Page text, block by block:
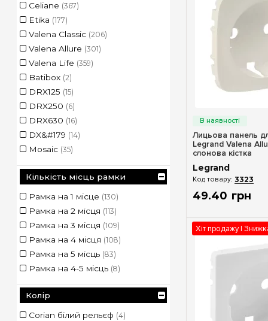
Лицьова панель
Legrand Valena
слонова кістка
Legrand
3323
49.40 грн
Хіт продажу |
Celiane (367)
Etika (177)
Valena Classic (206)
Valena Allure (301)
Valena Life (359)
Batibox (2)
DRX125 (15)
DRX250 (6)
DRX630 (16)
DX&#179 (14)
Mosaic (35)
Niloe Step(207)
Plexo(1)
Plexo S (8)
Practibox&#179 (16)
RX&#179 (49)
Suno
TX³
Кількість місць рамки
Рамка на 1 місце (130)
Рамка на 2 місця (113)
Рамка на 3 місця (109)
Рамка на 4 місця (108)
Рамка на 5 місць (83)
Рамка на 4-5 місць (8)
Колір
Corian білий рельєф (4)